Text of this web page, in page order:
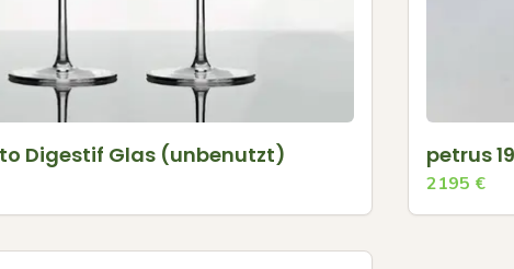
Digestif Glas (unbenutzt) petrus
2195 €